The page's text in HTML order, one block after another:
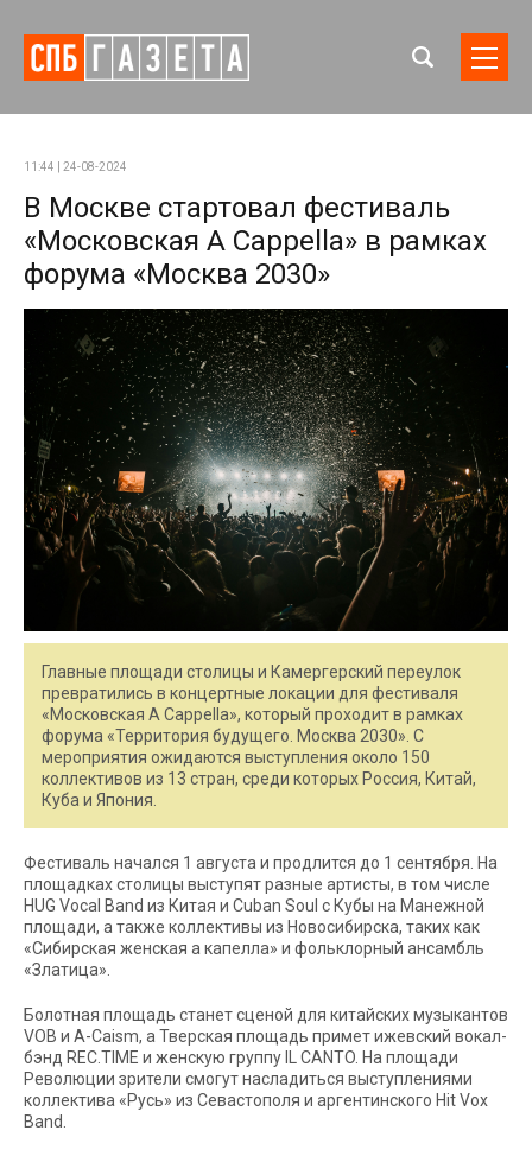
11:44 | 24-08-2024
В Москве стартовал фестиваль
«Московская A Cappella» в рамках
форума «Москва 2030»
Главные площади столицы и Камергерский переулок
превратились в концертные локации для фестиваля
«Московская A Cappella», который проходит в рамках
форума «Территория будущего. Москва 2030». С
мероприятия ожидаются выступления около 150
коллективов из 13 стран, среди которых Россия, Китай,
Куба и Япония.
Фестиваль начался 1 августа и продлится до 1 сентября. На
площадках столицы выступят разные артисты, в том числе
HUG Vocal Band из Китая и Cuban Soul с Кубы на Манежной
площади, а также коллективы из Новосибирска, таких как
«Сибирская женская а капелла» и фольклорный ансамбль
«Златица».
Болотная площадь станет сценой для китайских музыкантов
VOB и A-Caism, а Тверская площадь примет ижевский вокал-
бэнд REC.TIME и женскую группу IL CANTO. На площади
Революции зрители смогут насладиться выступлениями
коллектива «Русь» из Севастополя и аргентинского Hit Vox
Band.